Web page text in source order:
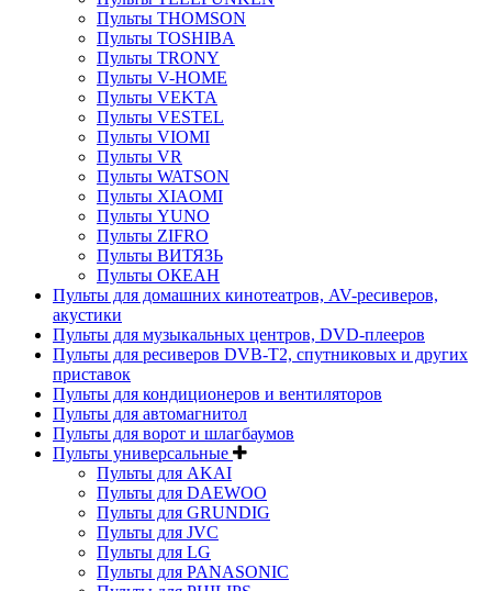
Пульты THOMSON
Пульты TOSHIBA
Пульты TRONY
Пульты V-HOME
Пульты VEKTA
Пульты VESTEL
Пульты VIOMI
Пульты VR
Пульты WATSON
Пульты XIAOMI
Пульты YUNO
Пульты ZIFRO
Пульты ВИТЯЗЬ
Пульты ОКЕАН
Пульты для домашних кинотеатров, AV-ресиверов,
акустики
Пульты для музыкальных центров, DVD-плееров
Пульты для ресиверов DVB-T2, спутниковых и других
приставок
Пульты для кондиционеров и вентиляторов
Пульты для автомагнитол
Пульты для ворот и шлагбаумов
Пульты универсальные
Пульты для AKAI
Пульты для DAEWOO
Пульты для GRUNDIG
Пульты для JVC
Пульты для LG
Пульты для PANASONIC